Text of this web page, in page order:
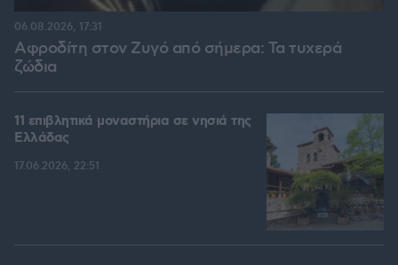
Αφροδίτη στον Ζυγό από σήμερα: Τα τυχερά
ζώδια
06.08.2026, 17:31
11 επιβλητικά μοναστήρια σε νησιά της
Ελλάδας
17.06.2026, 22:51